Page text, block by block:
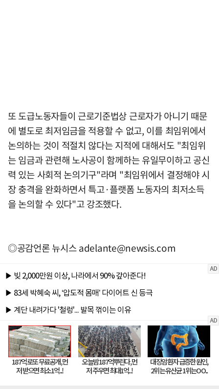
또 도급노동자들이 근로기준법상 근로자가 아니기 때문
에 별도로 최저임금을 적용할 수 없고, 이를 최임위에서
논의하는 것이 적절치 않다는 지적에 대해서도 "최임위
는 임금과 관련해 노사공이 함께하는 유일무이하고 공신
력 있는 사회적 논의기구"라며 "최임위에서 결정해야 시
장 충격을 완화하면서 특고·플랫폼 노동자의 최저소득
을 논의할 수 있다"고 강조했다.
◎공감언론 뉴시스adelante@newsis.com